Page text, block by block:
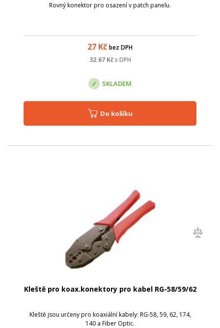
Rovný konektor pro osazení v patch panelu.
27 Kč bez DPH
32.67Kč s DPH
SKLADEM
Do košíku
Kleště pro koax.konektory pro kabel RG-58/59/62
Kleště jsou určeny pro koaxiální kabely: RG-58, 59, 62, 174,
140 a Fiber Optic.